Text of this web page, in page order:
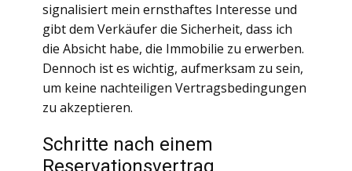
signalisiert mein ernsthaftes Interesse und
gibt dem Verkäufer die Sicherheit, dass ich
die Absicht habe, die Immobilie zu erwerben.
Dennoch ist es wichtig, aufmerksam zu sein,
um keine nachteiligen Vertragsbedingungen
zu akzeptieren.
Schritte nach einem
Reservationsvertrag